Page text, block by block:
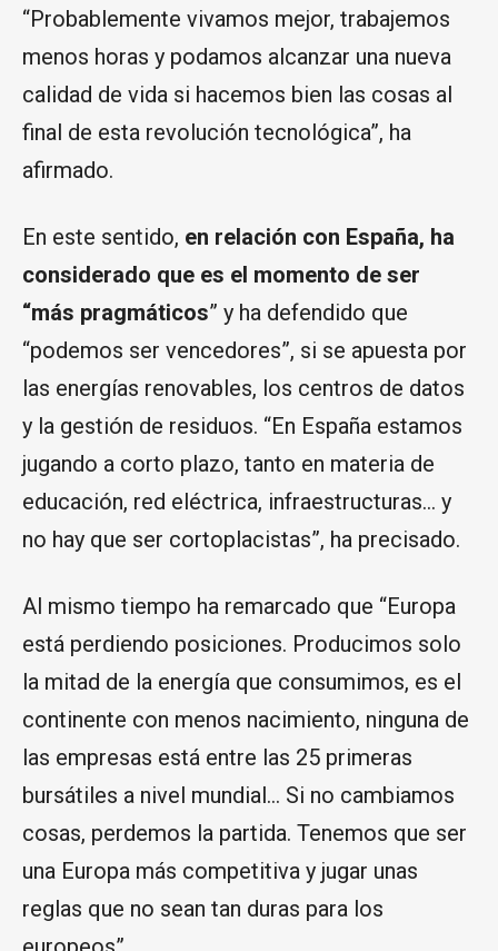
“Probablemente vivamos mejor, trabajemos
menos horas y podamos alcanzar una nueva
calidad de vida si hacemos bien las cosas al
final de esta revolución tecnológica”, ha
afirmado.
En este sentido, en relación con España, ha
considerado que es el momento de ser
“más pragmáticos” y ha defendido que
“podemos ser vencedores”, si se apuesta por
las energías renovables, los centros de datos
y la gestión de residuos. “En España estamos
jugando a corto plazo, tanto en materia de
educación, red eléctrica, infraestructuras… y
no hay que ser cortoplacistas”, ha precisado.
Al mismo tiempo ha remarcado que “Europa
está perdiendo posiciones. Producimos solo
la mitad de la energía que consumimos, es el
continente con menos nacimiento, ninguna de
las empresas está entre las 25 primeras
bursátiles a nivel mundial… Si no cambiamos
cosas, perdemos la partida. Tenemos que ser
una Europa más competitiva y jugar unas
reglas que no sean tan duras para los